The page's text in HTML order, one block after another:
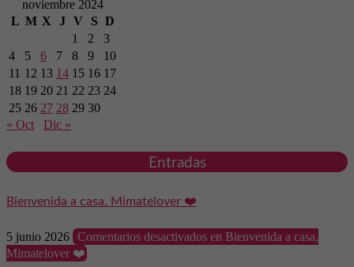
noviembre 2024
L M X J V S D
1
2
3
4
5 6 7 8 9
10
11 12 13 14 15 16 17
18 19 20 21 22 23 24
25 26 27 28 29 30
« Oct
Dic »
Entradas
Bienvenida a casa, Mimatelover ❤️
5 junio 2026 Comentarios desactivados en Bienvenida a casa,
Mimatelover ❤️